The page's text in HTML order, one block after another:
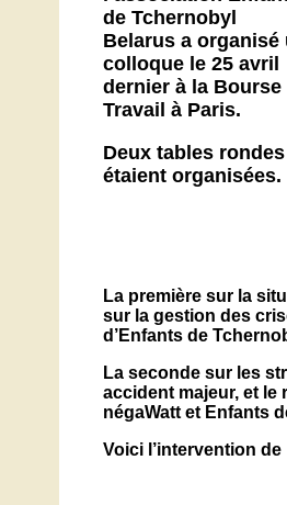
de Tchernobyl
Belarus a organisé
colloque le 25 avril
dernier à la Bourse
Travail à Paris.
Deux tables rondes
étaient organisées.
La première sur la
sur la gestion des
d’Enfants de
La seconde sur les
accident majeur, et le
négaWatt et Enfants
Voici l’intervention